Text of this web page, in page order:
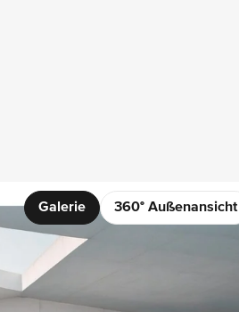
Galerie 360° Außenansicht